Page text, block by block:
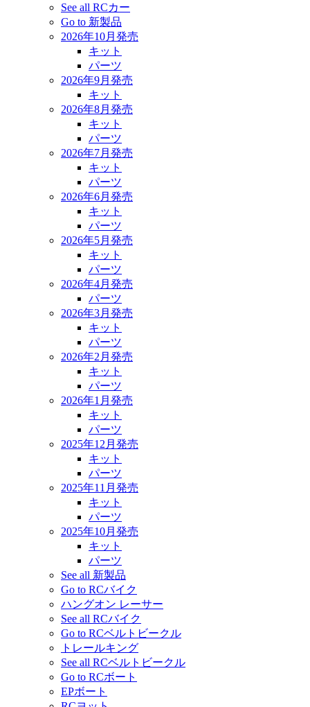
See all RCカー
Go to 新製品
2026年10月発売
キット
パーツ
2026年9月発売
キット
2026年8月発売
キット
パーツ
2026年7月発売
キット
パーツ
2026年6月発売
キット
パーツ
2026年5月発売
キット
パーツ
2026年4月発売
パーツ
2026年3月発売
キット
パーツ
2026年2月発売
キット
パーツ
2026年1月発売
キット
パーツ
2025年12月発売
キット
パーツ
2025年11月発売
キット
パーツ
2025年10月発売
キット
パーツ
See all 新製品
Go to RCバイク
ハングオン レーサー
See all RCバイク
Go to RCベルトビークル
トレールキング
See all RCベルトビークル
Go to RCボート
EPボート